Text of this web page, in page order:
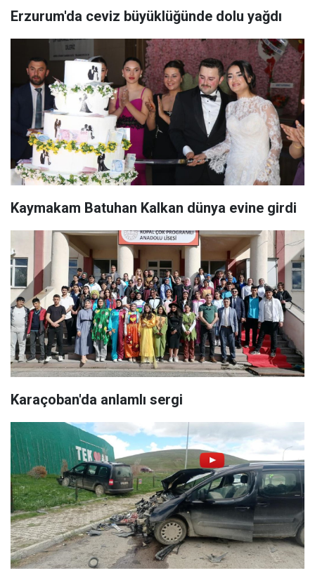
Erzurum'da ceviz büyüklüğünde dolu yağdı
Kaymakam Batuhan Kalkan dünya evine girdi
Karaçoban'da anlamlı sergi